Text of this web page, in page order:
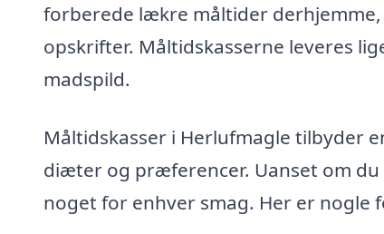
forberede lækre måltider
opskrifter. Måltidskasserne leveres
madspild.
Måltidskasser i Herlufmagle tilbyder
diæter og præferencer. Uanset om du
noget for enhver smag. Her er nogle